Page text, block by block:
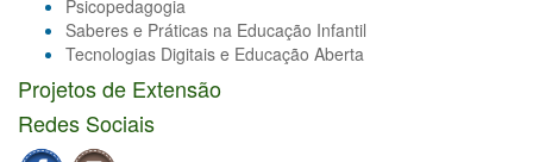
Psicopedagogia
Saberes e Práticas na Educação Infantil
Tecnologias Digitais e Educação Aberta
Projetos de Extensão
Redes Sociais